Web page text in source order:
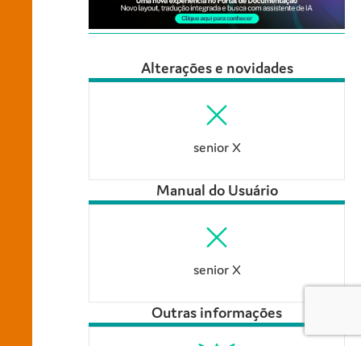
Alterações e novidades
senior X
Manual do Usuário
senior X
Outras informações